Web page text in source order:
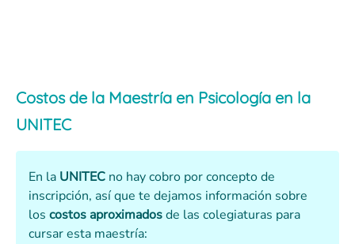
Costos de la Maestría en Psicología en la
UNITEC
En la UNITEC no hay cobro por concepto de
inscripción, así que te dejamos información sobre
los costos aproximadosde las colegiaturas para
cursar esta maestría: